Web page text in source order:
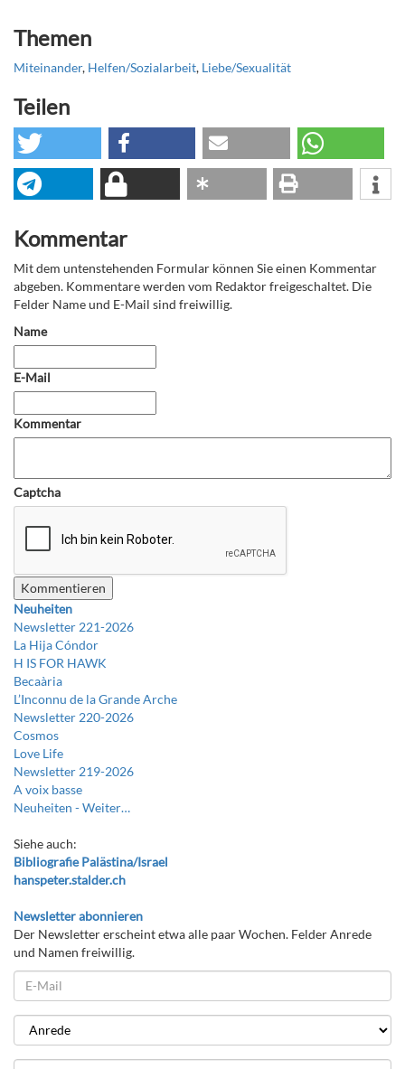
Themen
Miteinander, Helfen/Sozialarbeit, Liebe/Sexualität
Teilen
Kommentar
Mit dem untenstehenden Formular können Sie einen Kommentar
abgeben. Kommentare werden vom Redaktor freigeschaltet. Die
Felder Name und E-Mail sind freiwillig.
Name
E-Mail
Kommentar
Captcha
Neuheiten
Newsletter 221-2026
La Hija Cóndor
H IS FOR HAWK
Becaària
L’Inconnu de la Grande Arche
Newsletter 220-2026
Cosmos
Love Life
Newsletter 219-2026
A voix basse
Neuheiten -Weiter…
Siehe auch:
Bibliografie Palästina/Israel
hanspeter.stalder.ch
Newsletter abonnieren
Der Newsletter erscheint etwa alle paar Wochen. Felder Anrede
und Namen freiwillig.